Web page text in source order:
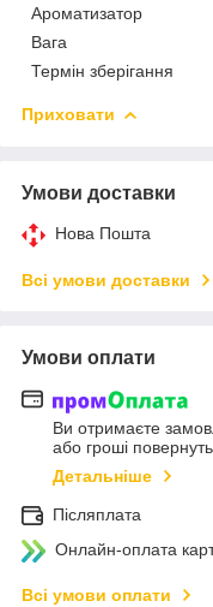
Ароматизатор
Вага
Термін зберігання
Приховати
Умови доставки
Нова Пошта
Всі умови доставки
Умови оплати
Ви отримаєте
або гроші
Детальніше
Післяплата
Онлайн-оплата
Всі умови оплати